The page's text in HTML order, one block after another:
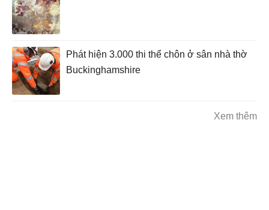
Phát hiện 3.000 thi thể chôn ở sân nhà thờ
Buckinghamshire
Xem thêm